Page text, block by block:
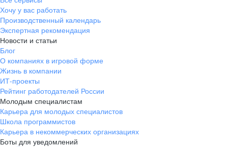
Хочу у вас работать
Производственный календарь
Экспертная рекомендация
Новости и статьи
Блог
О компаниях в игровой форме
Жизнь в компании
ИТ-проекты
Рейтинг работодателей России
Молодым специалистам
Карьера для молодых специалистов
Школа программистов
Карьера в некоммерческих организациях
Боты для уведомлений